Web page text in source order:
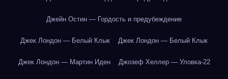
Джейн Остин — Гордость и предубеждение
Джек Лондон — Белый Клык Джек Лондон — Белый Клык
Джек Лондон — Мартин Иден Джозеф Хеллер — Уловка-22